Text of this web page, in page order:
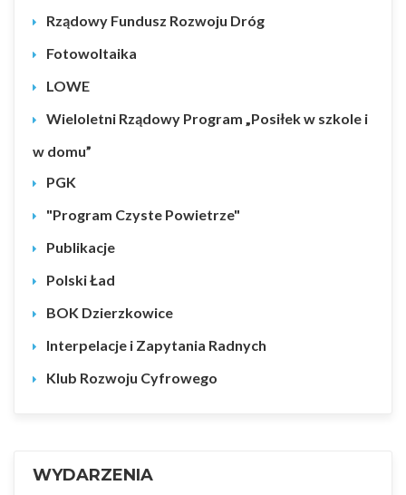
Rządowy Fundusz Rozwoju Dróg
Fotowoltaika
LOWE
Wieloletni Rządowy Program „Posiłek w szkole i
w domu”
PGK
"Program Czyste Powietrze"
Publikacje
Polski Ład
BOK Dzierzkowice
Interpelacje i Zapytania Radnych
Klub Rozwoju Cyfrowego
WYDARZENIA